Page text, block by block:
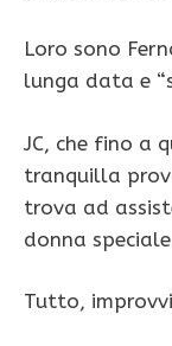
Loro sono
lunga data e
JC, che fino a
tranquilla
trova ad
donna
Tutto,